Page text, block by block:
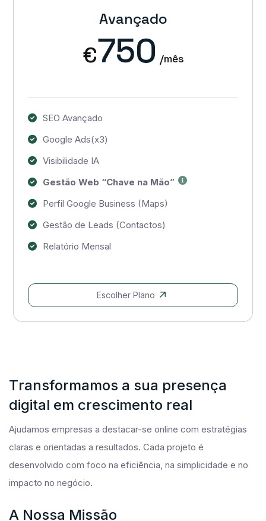
Avançado
€750 /mês
SEO Avançado
Google Ads(x3)
Visibilidade IA
Gestão Web “Chave na Mão”
Perfil Google Business (Maps)
Gestão de Leads (Contactos)
Relatório Mensal
Escolher Plano
TRANSFORMAMOS A SUA PRESENÇA
DIGITAL EM CRESCIMENTO REAL
Ajudamos empresas a destacar-se online com estratégias
claras e orientadas a resultados. Cada projeto é
desenvolvido com foco na eficiência, na simplicidade e no
impacto no negócio.
A NOSSA MISSÃO